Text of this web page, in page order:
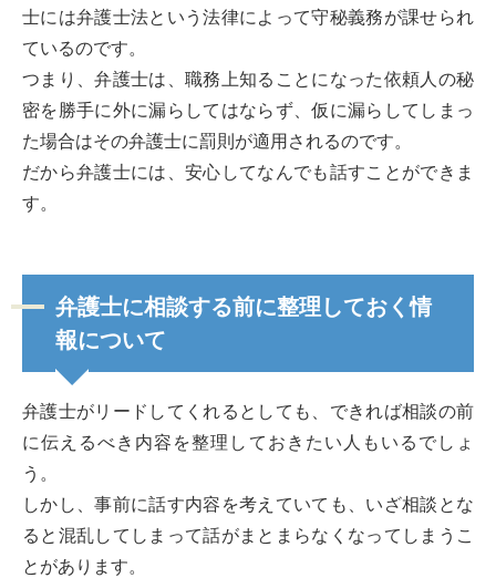
士には弁護士法という法律によって守秘義務が課せられ
ているのです。
つまり、弁護士は、職務上知ることになった依頼人の秘
密を勝手に外に漏らしてはならず、仮に漏らしてしまっ
た場合はその弁護士に罰則が適用されるのです。
だから弁護士には、安心してなんでも話すことができま
す。
弁護士に相談する前に整理しておく情
報について
弁護士がリードしてくれるとしても、できれば相談の前
に伝えるべき内容を整理しておきたい人もいるでしょ
う。
しかし、事前に話す内容を考えていても、いざ相談とな
ると混乱してしまって話がまとまらなくなってしまうこ
とがあります。